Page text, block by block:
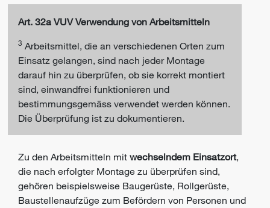
Art. 32a VUV Verwendung von Arbeitsmitteln
3 Arbeitsmittel, die an verschiedenen Orten zum
Einsatz gelangen, sind nach jeder Montage
darauf hin zu überprüfen, ob sie korrekt montiert
sind, einwandfrei funktionieren und
bestimmungsgemäss verwendet werden können.
Die Überprüfung ist zu dokumentieren.
Zu den Arbeitsmitteln mit wechselndem Einsatzort,
die nach erfolgter Montage zu überprüfen sind,
gehören beispielsweise Baugerüste, Rollgerüste,
Baustellenaufzüge zum Befördern von Personen und